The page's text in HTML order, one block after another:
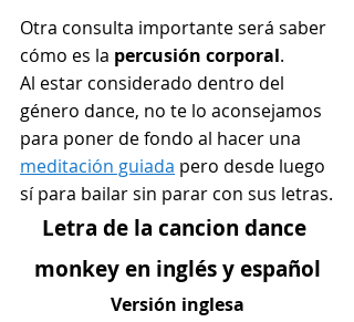
Otra consulta importante será saber
cómo es la percusión corporal.
Al estar considerado dentro del
género dance, no te lo aconsejamos
para poner de fondo al hacer una
meditación guiada pero desde luego
sí para bailar sin parar con sus letras.
Letra de la cancion dance
monkey en inglés y español
Versión inglesa